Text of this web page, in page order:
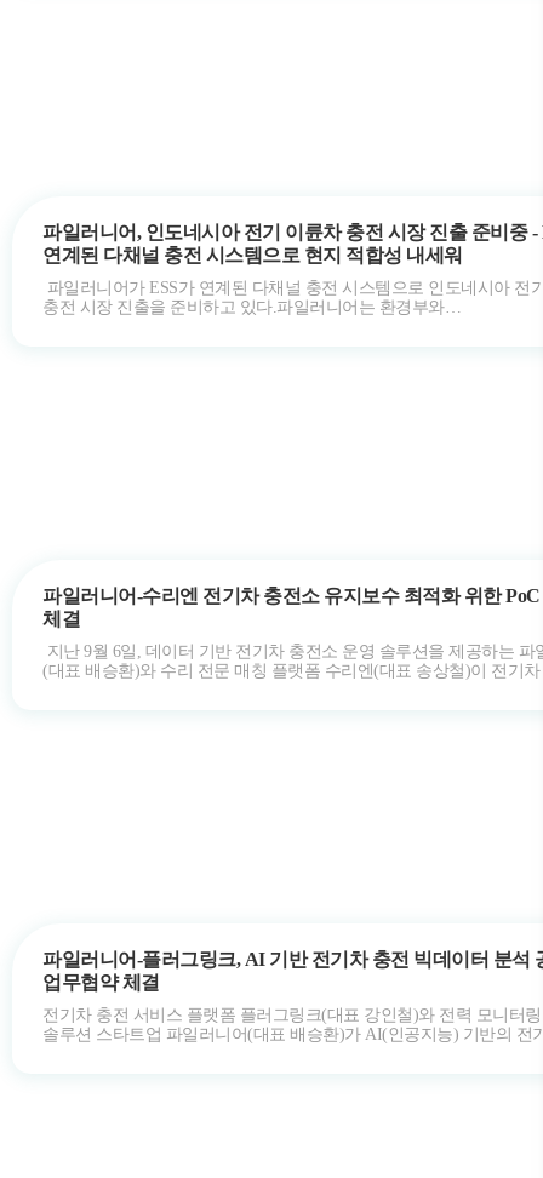
파일러니어, 인도네시아 전기 이륜차 충전 시장 진출 준비중 -
연계된 다채널 충전 시스템으로 현지 적합성 내세워
파일러니어가 ESS가 연계된 다채널 충전 시스템으로 인도네시아 전
충전 시장 진출을 준비하고 있다.파일러니어는 환경부와
파일러니어-수리엔 전기차 충전소 유지보수 최적화 위한
체결
지난 9월 6일, 데이터 기반 전기차 충전소 운영 솔루션을 제공하는 파
(대표 배승환)와 수리 전문 매칭 플랫폼 수리엔(대표 송상철)이 전기
파일러니어-플러그링크, AI 기반 전기차 충전 빅데이터 분석 공동연구
업무협약 체결
전기차 충전 서비스 플랫폼 플러그링크(대표 강인철)와 전력 모니터
솔루션 스타트업 파일러니어(대표 배승환)가 AI(인공지능) 기반의 전